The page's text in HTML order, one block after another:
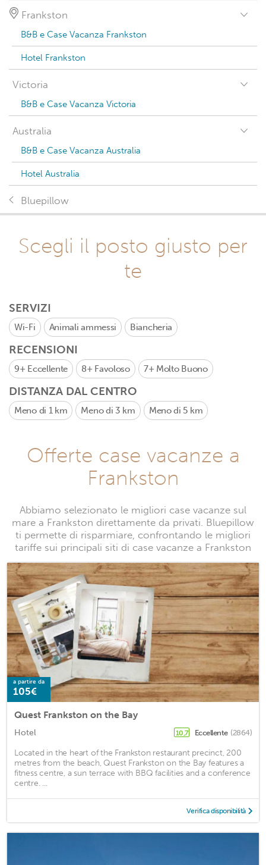
Frankston
B&B e Case Vacanza Frankston
Hotel Frankston
Victoria
B&B e Case Vacanza Victoria
Australia
B&B e Case Vacanza Australia
Hotel Australia
Bluepillow
Scegli il posto giusto per
te
SERVIZI
Wi-Fi Animali ammessi Biancheria
RECENSIONI
9+ Eccellente 8+ Favoloso 7+ Molto Buono
DISTANZA DAL CENTRO
Meno di 1 km Meno di 3 km Meno di 5 km
Offerte case vacanze a
Frankston
Abbiamo selezionato le migliori case vacanze sul
mare a Frankston direttamente da privati. Bluepillow
ti permette di risparmiare, confrontando le migliori
tariffe sui principali siti di case vacanze a Frankston
a partire da
105€
Quest Frankston on the Bay
Hotel 10,7 Eccellente (2864)
Located in the heart of the Frankston restaurant precinct, 200
metres from the beach, Quest Frankston on the Bay features a
fitness centre, a sun terrace with BBQ facilities and a conference
centre. ...
Verifica disponibilità